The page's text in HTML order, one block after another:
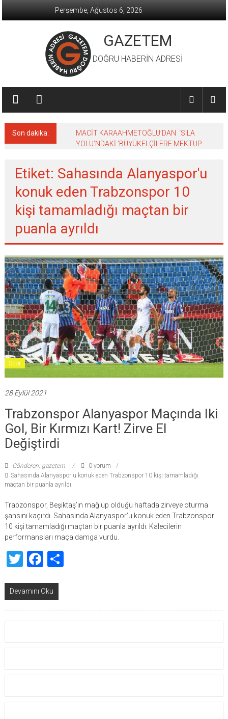
Perşembe, Ağustos 6, 2026
GAZETEM
DOĞRU HABERİN ADRESİ
Son dakika:
MACİT KARAAHMETOĞLU’DAN ‘SILA
YOLU’NDAKİ ’BÜYÜKELÇİLERE MEKTUP
Etiket: Sahasında Alanyaspor'u
konuk eden Trabzonspor 10
kişi tamamladığı maçtan bir
puanla ayrıldı
Spor
28 Eylül 2021
Trabzonspor Alanyaspor Maçında Iki
Gol, Bir Kırmızı Kart! Zirve El
Değiştirdi
Gönderen: gazetem
0 yorum
Sahasında Alanyaspor'u konuk eden Trabzonspor 10 kişi tamamladığı
maçtan bir puanla ayrıldı
Trabzonspor, Beşiktaş’ın mağlup olduğu haftada zirveye oturma
şansını kaçırdı. Sahasında Alanyaspor’u konuk eden Trabzonspor
10 kişi tamamladığı maçtan bir puanla ayrıldı. Kalecilerin
performansları maça damga vurdu.
TwitterFacebook
Share
Devamını Oku